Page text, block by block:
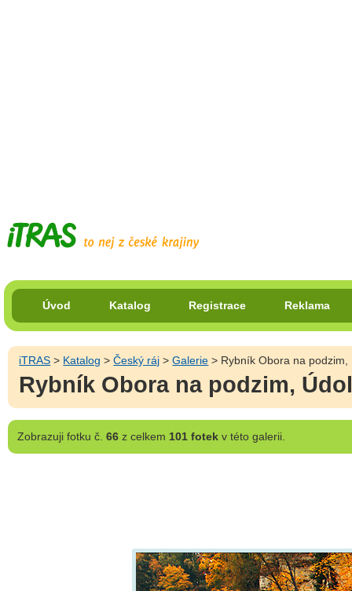
Úvod Katalog Registrace Reklama
iTRAS > Katalog >Český ráj >Galerie > Rybník Obora na
Rybník Obora na podzim,
Zobrazujifotku č. 66z celkem 101 fotekv této galerii.